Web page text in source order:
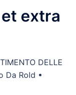
et extra
DELLE
Da Rold •